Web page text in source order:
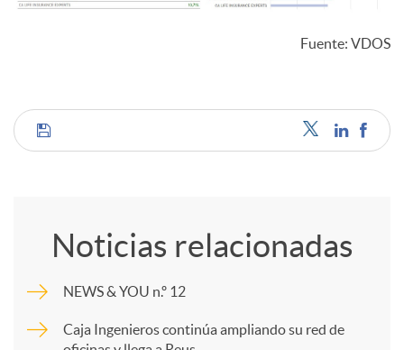
Fuente: VDOS
C
p
Noticias relacionadas
NEWS & YOU n.º 12
Caja Ingenieros continúa ampliando su red de